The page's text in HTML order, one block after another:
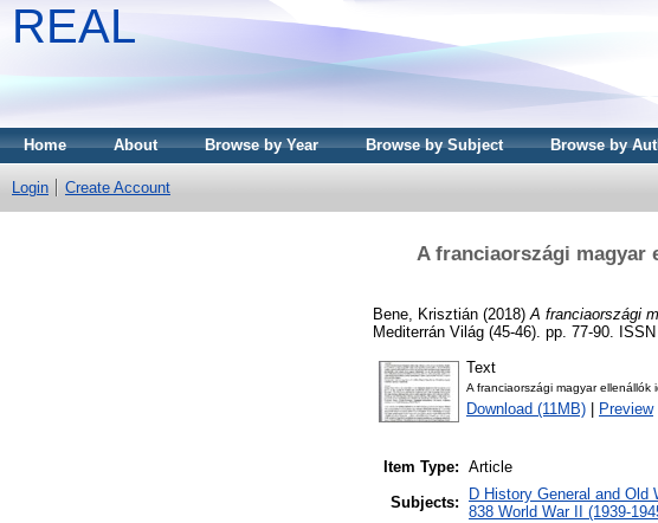
REAL
Home About Browse by Year Browse by Subject Browse by
Login Create Account
A franciaországi magyar
Bene, Krisztián (2018) A franciaországi
Mediterrán Világ (45-46). pp. 77-90.
Text
A franciaországi magyar
Download (11MB) Preview
Item Type: Article
Subjects:
D History General and
838 World War II (1939-